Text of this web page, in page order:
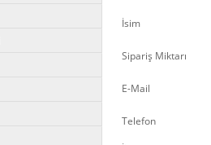
İsim
Sipariş Miktarı
E-Mail
Telefon